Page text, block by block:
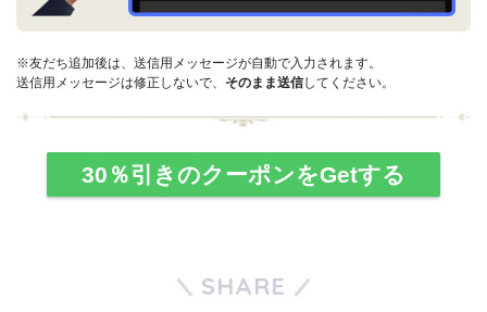
※友だち追加後は、送信用メッセージが自動で入力されます。
送信用メッセージは修正しないで、 そのまま送信してください。
30％引きのクーポンをGetする
SHARE